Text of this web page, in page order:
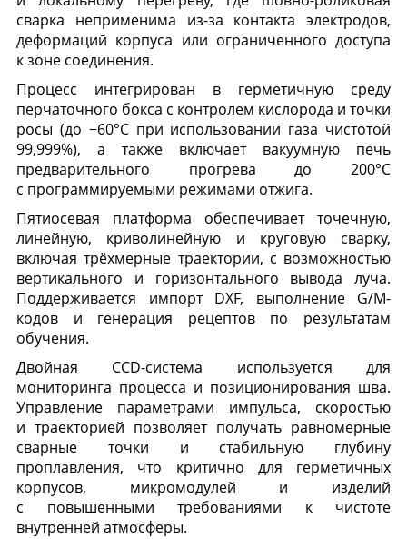
сварка неприменима из-за контакта электродов,
деформаций корпуса или ограниченного доступа
к зоне соединения.
Процесс интегрирован в герметичную среду
перчаточного бокса с контролем кислорода и точки
росы (до −60°C при использовании газа чистотой
99,999%), а также включает вакуумную печь
предварительного прогрева до 200°C
с программируемыми режимами отжига.
Пятиосевая платформа обеспечивает точечную,
линейную, криволинейную и круговую сварку,
включая трёхмерные траектории, с возможностью
вертикального и горизонтального вывода луча.
Поддерживается импорт DXF, выполнение G/M-
кодов и генерация рецептов по результатам
обучения.
Двойная CCD-система используется для
мониторинга процесса и позиционирования шва.
Управление параметрами импульса, скоростью
и траекторией позволяет получать равномерные
сварные точки и стабильную глубину
проплавления, что критично для герметичных
корпусов, микромодулей и изделий
с повышенными требованиями к чистоте
внутренней атмосферы.